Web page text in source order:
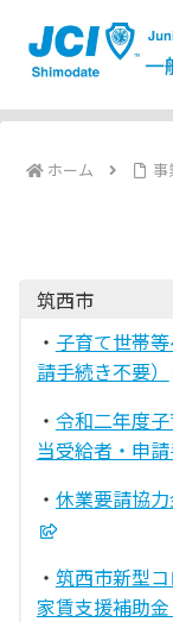
ホーム 事
筑西市
・ 子育て世帯
請手続き不要）
・ 令和二年度
当受給者・申請
・ 休業要請協
・ 筑西市新型
家賃支援補助金